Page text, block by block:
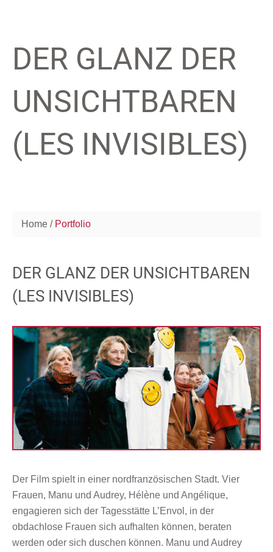
DER GLANZ DER
UNSICHTBAREN
(LES INVISIBLES)
Home Portfolio
DER GLANZ DER UNSICHTBAREN
(LES INVISIBLES)
Der Film spielt in einer nordfranzösischen Stadt. Vier
Frauen, Manu und Audrey, Hélène und Angélique,
engagieren sich der Tagesstätte L’Envol, in der
obdachlose Frauen sich aufhalten können, beraten
werden oder sich duschen können. Manu und Audrey